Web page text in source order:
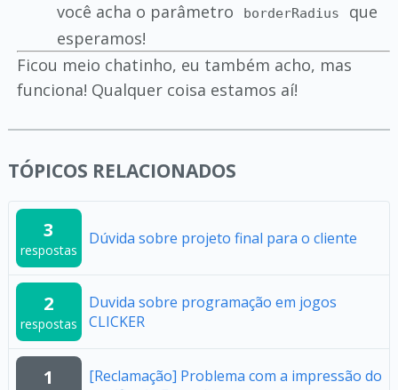
você acha o parâmetro
borderRadius
que
esperamos!
Ficou meio chatinho, eu também acho, mas
funciona! Qualquer coisa estamos aí!
TÓPICOS RELACIONADOS
3
respostas
Dúvida sobre projeto final para o cliente
2
respostas
Duvida sobre programação em jogos
CLICKER
1
[Reclamação] Problema com a impressão do